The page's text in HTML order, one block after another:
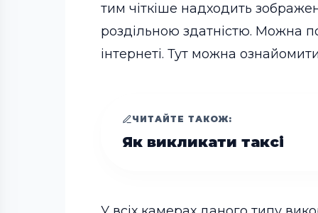
тим чіткіше надходить
роздільною здатністю. Можна
інтернеті. Тут можна
ЧИТАЙТЕ ТАКОЖ:
Як викликати таксі